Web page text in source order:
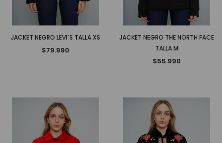
JACKET NEGRO LEVI´S TALLA XS
$79.990
JACKET NEGRO THE NORTH FACE
TALLA M
$55.990